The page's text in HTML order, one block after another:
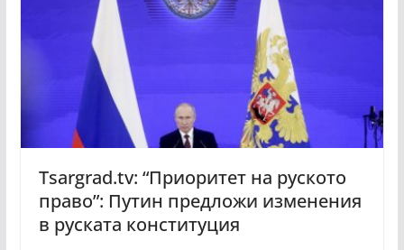
Tsargrad.tv: “Приоритет на руското
право”: Путин предложи изменения
в руската конституция